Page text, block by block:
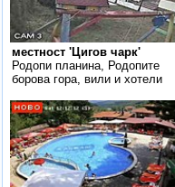
местност 'Цигов чарк'
Родопи планина, Родопите
борова гора, вили и хотели